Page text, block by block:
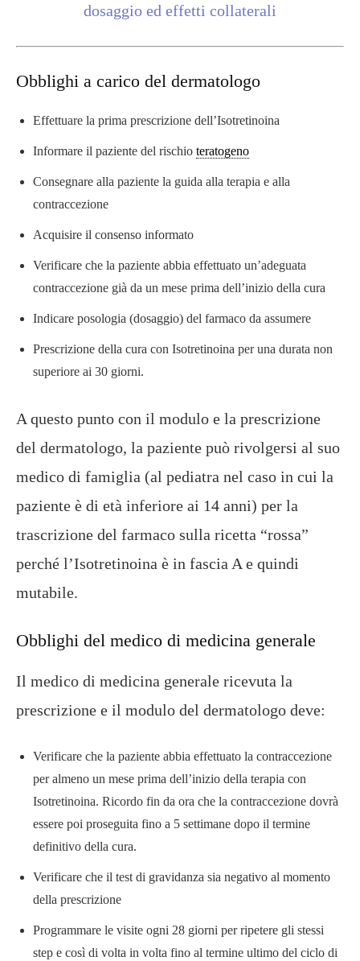
dosaggio ed effetti collaterali
Obblighi a carico del dermatologo
Effettuare la prima prescrizione dell’Isotretinoina
Informare il paziente del rischio teratogeno
Consegnare alla paziente la guida alla terapia e alla
contraccezione
Acquisire il consenso informato
Verificare che la paziente abbia effettuato un’adeguata
contraccezione già da un mese prima dell’inizio della cura
Indicare posologia (dosaggio) del farmaco da assumere
Prescrizione della cura con Isotretinoina per una durata non
superiore ai 30 giorni.
A questo punto con il modulo e la prescrizione
del dermatologo, la paziente può rivolgersi al suo
medico di famiglia (al pediatra nel caso in cui la
paziente è di età inferiore ai 14 anni) per la
trascrizione del farmaco sulla ricetta “rossa”
perché l’Isotretinoina è in fascia A e quindi
mutabile.
Obblighi del medico di medicina generale
Il medico di medicina generale ricevuta la
prescrizione e il modulo del dermatologo deve:
Verificare che la paziente abbia effettuato la contraccezione
per almeno un mese prima dell’inizio della terapia con
Isotretinoina. Ricordo fin da ora che la contraccezione dovrà
essere poi proseguita fino a 5 settimane dopo il termine
definitivo della cura.
Verificare che il test di gravidanza sia negativo al momento
della prescrizione
Programmare le visite ogni 28 giorni per ripetere gli stessi
step e così di volta in volta fino al termine ultimo del ciclo di